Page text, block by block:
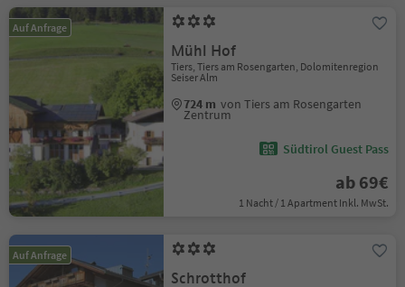
Auf Anfrage
Mühl Hof
Tiers, Tiers am Rosengarten, Dolomitenregion
Seiser Alm
724 m von Tiers am Rosengarten
Zentrum
Südtirol Guest Pass
ab 69€
1 Nacht / 1 Apartment Inkl. MwSt.
Auf Anfrage
Schrotthof